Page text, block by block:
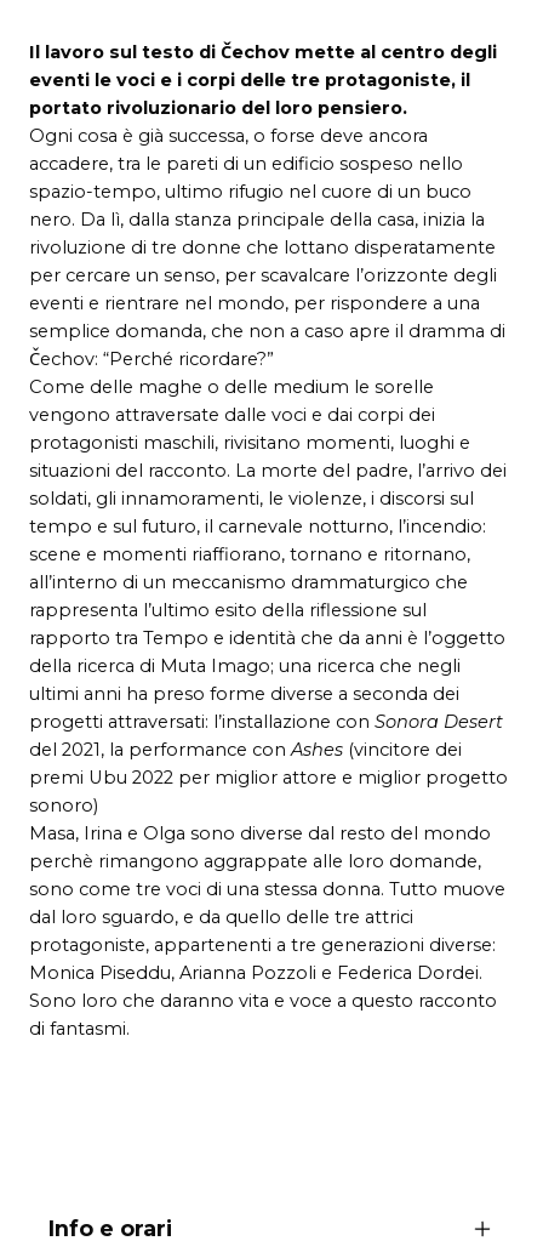
Il lavoro sul testo di Čechov mette al centro degli
eventi le voci e i corpi delle tre protagoniste, il
portato rivoluzionario del loro pensiero.
Ogni cosa è già successa, o forse deve ancora
accadere, tra le pareti di un edificio sospeso nello
spazio-tempo, ultimo rifugio nel cuore di un buco
nero. Da lì, dalla stanza principale della casa, inizia la
rivoluzione di tre donne che lottano disperatamente
per cercare un senso, per scavalcare l’orizzonte degli
eventi e rientrare nel mondo, per rispondere a una
semplice domanda, che non a caso apre il dramma di
Čechov: “Perché ricordare?”
Come delle maghe o delle medium le sorelle
vengono attraversate dalle voci e dai corpi dei
protagonisti maschili, rivisitano momenti, luoghi e
situazioni del racconto. La morte del padre, l’arrivo dei
soldati, gli innamoramenti, le violenze, i discorsi sul
tempo e sul futuro, il carnevale notturno, l’incendio:
scene e momenti riaffiorano, tornano e ritornano,
all’interno di un meccanismo drammaturgico che
rappresenta l’ultimo esito della riflessione sul
rapporto tra Tempo e identità che da anni è l’oggetto
della ricerca di Muta Imago; una ricerca che negli
ultimi anni ha preso forme diverse a seconda dei
progetti attraversati: l’installazione con Sonora Desert
del 2021, la performance conAshes (vincitore dei
premi Ubu 2022 per miglior attore e miglior progetto
sonoro)
Masa, Irina e Olga sono diverse dal resto del mondo
perchè rimangono aggrappate alle loro domande,
sono come tre voci di una stessa donna. Tutto muove
dal loro sguardo, e da quello delle tre attrici
protagoniste, appartenenti a tre generazioni diverse:
Monica Piseddu, Arianna Pozzoli e Federica Dordei.
Sono loro che daranno vita e voce a questo racconto
di fantasmi.
Info e orari